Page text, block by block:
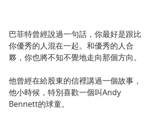
巴菲特曾經說過一句話，你最好是跟比
你優秀的人混在一起。和優秀的人合
夥，你也將不知不覺地走向那個方向。
他曾經在給股東的信裡講過一個故事，
他小時候，特別喜歡一個叫Andy
Bennett的球童。